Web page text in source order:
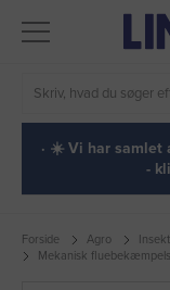
· ☀️ Vi har samlet
-
Forside Agro
Mekanisk